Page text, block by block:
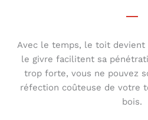
Avec le temps, le toit devient
le givre facilitent sa
trop forte, vous ne pouvez
réfection coûteuse de votre
bois.